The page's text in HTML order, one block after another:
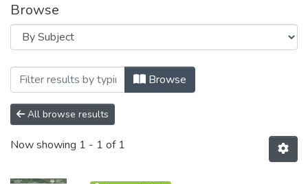
Browse
Browsing Facultad de Ciencias
Browse
All browse results
Now showing 1 - 1 of 1